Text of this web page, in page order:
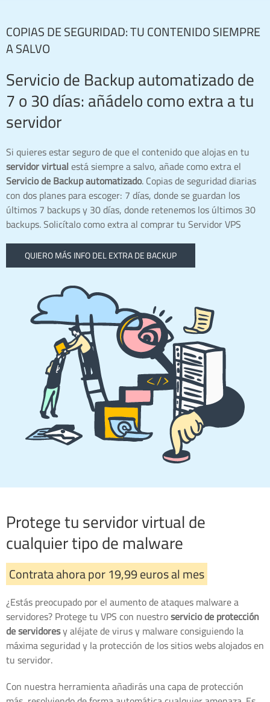
COPIAS DE SEGURIDAD: TU CONTENIDO SIEMPRE
A SALVO
Servicio de Backup automatizado de
7 o 30 días: añádelo como extra a tu
servidor
Si quieres estar seguro de que el contenido que alojas en tu
servidor virtualestá siempre a salvo, añade como extra el
Servicio de Backup automatizado. Copias de seguridad diarias
con dos planes para escoger: 7 días, donde se guardan los
últimos 7 backups y 30 días, donde retenemos los últimos 30
backups. Solicítalo como extra al comprar tu Servidor VPS
QUIERO MÁS INFO DEL EXTRA DE BACKUP
Protege tu servidor virtual de
cualquier tipo de malware
Contrata ahora por 19,99 euros al mes
¿Estás preocupado por el aumento de ataques malware a
servidores? Protege tu VPS con nuestroservicio de protección
de servidoresy aléjate de virus y malware consiguiendo la
máxima seguridad y la protección de los sitios webs alojados en
tu servidor.
Con nuestra herramienta añadirás una capa de protección